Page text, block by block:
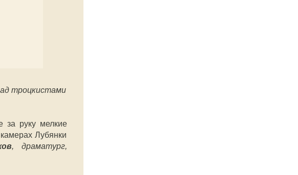
троцкистами
за руку мелкие
Лубянки
, драматург,